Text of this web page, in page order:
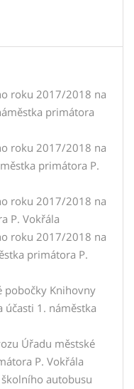
roku 2017/2018 na
primátora
roku 2017/2018 na
primátora P.
roku 2017/2018 na
P. Vokřála
roku 2017/2018 na
primátora P.
pobočky Knihovny
účasti 1. náměstka
Úřadu městské
P. Vokřála
autobusu